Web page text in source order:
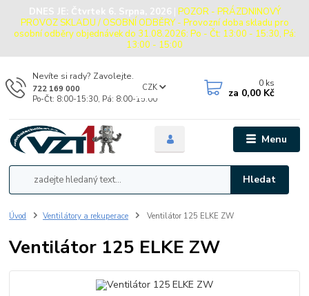
DNES JE: Čtvrtek 6. Srpna, 2026 | POZOR - PRÁZDNINOVÝ
PROVOZ SKLADU / OSOBNÍ ODBĚRY - Provozní doba skladu pro
osobní odběry objednávek do 31.08.2026: Po - Čt: 13:00 - 15:30, Pá:
13:00 - 15:00
Menu
CZK
Hledat
Nevíte si rady? Zavolejte.
722 169 000
Po-Čt: 8:00-15:30, Pá: 8:00-15:00
0 ks
za 0,00 Kč
Úvod Ventilátory a rekuperace Ventilátor 125 ELKE ZW
Ventilátor 125 ELKE ZW